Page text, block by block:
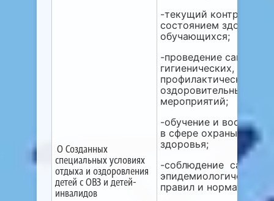
О Созданных
специальных условиях
отдыха и оздоровления
детей с ОВЗ и детей-
инвалидов
-текущий контроль за
состоянием здоровья
обучающихся;
-проведение
гигиенических,
профилактических и
оздоровительных
мероприятий;
-обучение и
в сфере охраны
здоровья;
-соблюдение
эпидемиологических
правил и нормативов;